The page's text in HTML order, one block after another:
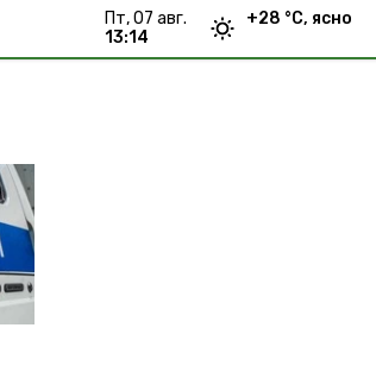
пт, 07 авг.
13:14
+28 °С, ясно